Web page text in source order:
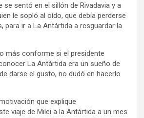
se sentó en el sillón de Rivadavia y a
le sopló al oído, que debía perderse
para ir a La Antártida a resguardar la
más conforme si el presidente
La Antártida era un sueño de
darse el gusto, no dudó en hacerlo
que explique
viaje de Milei a la Antártida a un mes